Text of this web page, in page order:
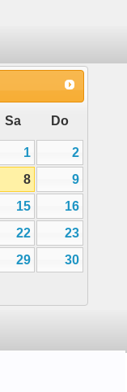
Sa Do
1
2
8
9
15
16
22
23
29
30